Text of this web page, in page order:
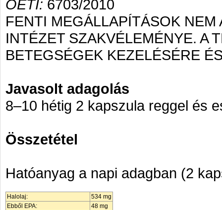
OÉTI: 6703/2010
FENTI MEGÁLLAPÍTÁSOK
INTÉZET SZAKVÉLEMÉNYE. A
BETEGSÉGEK
Javasolt adagolás
8–10 hétig 2 kapszula reggel és
Összetétel
Hatóanyag a napi adagban (2
Halolaj:
534 mg
Ebből EPA:
48 mg